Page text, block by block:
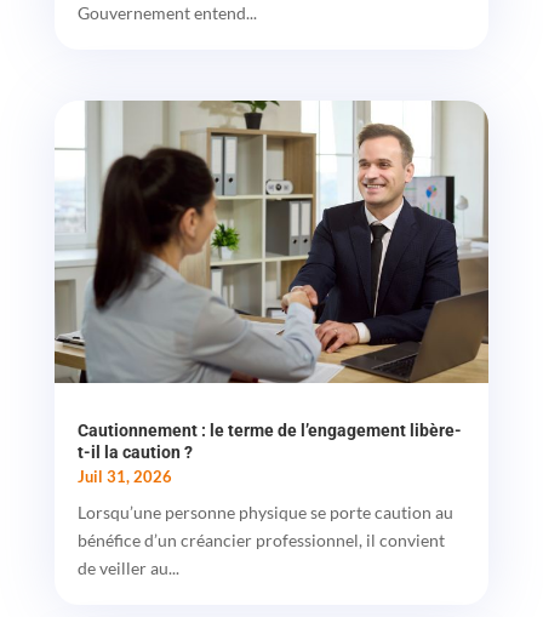
Gouvernement entend...
Cautionnement : le terme de l’engagement libère-
t-il la caution ?
Juil 31, 2026
Lorsqu’une personne physique se porte caution au
bénéfice d’un créancier professionnel, il convient
de veiller au...